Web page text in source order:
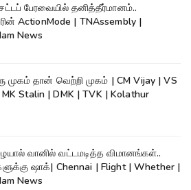
பேரவையில் தனித்தீர்மானம்..
ActionMode | TNAssembly |
News
தான் வெற்றி முகம் | CM Vijay | VS
Stalin | DMK | TVK | Kolathur
வானில் வட்டமடித்த விமானங்கள்..
ஷாக்| Chennai | Flight | Whether |
News